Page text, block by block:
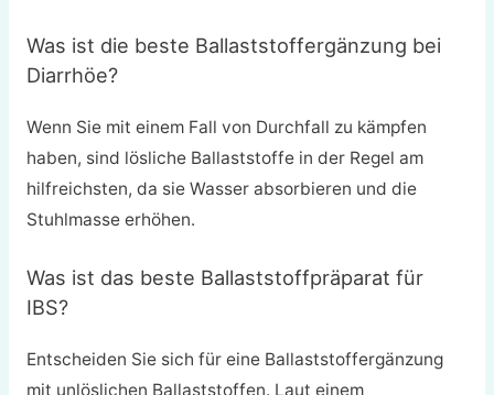
Was ist die beste Ballaststoffergänzung bei
Diarrhöe?
Wenn Sie mit einem Fall von Durchfall zu kämpfen
haben, sind lösliche Ballaststoffe in der Regel am
hilfreichsten, da sie Wasser absorbieren und die
Stuhlmasse erhöhen.
Was ist das beste Ballaststoffpräparat für
IBS?
Entscheiden Sie sich für eine Ballaststoffergänzung
mit unlöslichen Ballaststoffen. Laut einem